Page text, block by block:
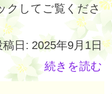
してご覧くださ
稿日: 2025年9月1日
続きを読む